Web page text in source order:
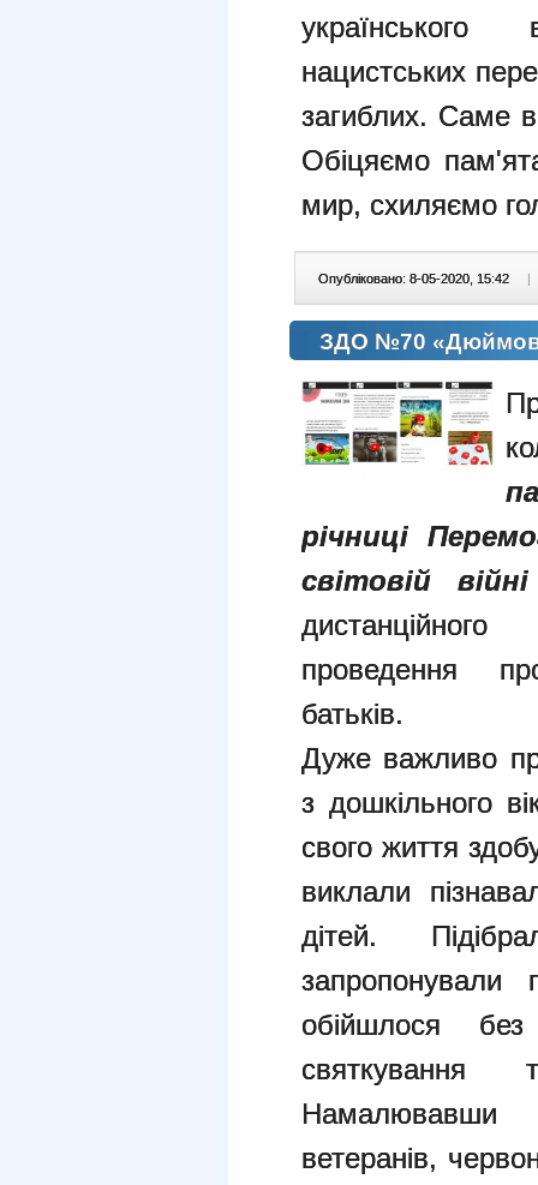
нацистських
загиблих. Саме
Обіцяємо
мир, схиляємо
Опубліковано: 8-05-2020, 15:42 |
ЗДО №70
річниці
світовій війні
проведення
батьків.
Дуже важливо
з дошкільного
свого життя
виклали
дітей.
запропонували
обійшлося
Намалювавши
ветеранів,